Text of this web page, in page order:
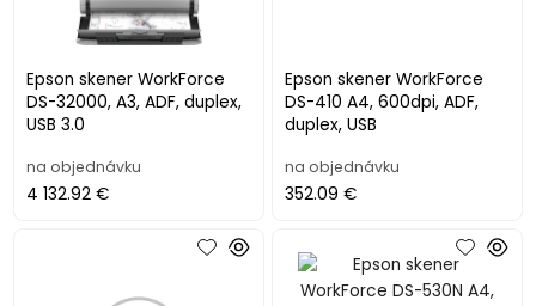
Epson skener WorkForce
DS-32000, A3, ADF, duplex,
USB 3.0
na objednávku
4 132.92 €
Epson skener WorkForce
DS-410 A4, 600dpi, ADF,
duplex, USB
na objednávku
352.09 €